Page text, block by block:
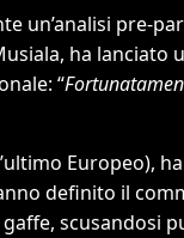
un’analisi pre-
ha
“
Europeo),
definito il
scusandosi